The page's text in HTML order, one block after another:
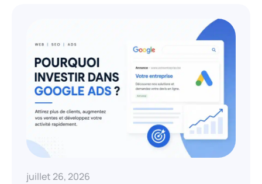
juillet 26, 2026